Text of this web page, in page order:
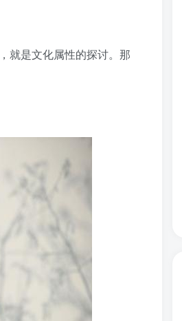
就是文化属性的探讨。那